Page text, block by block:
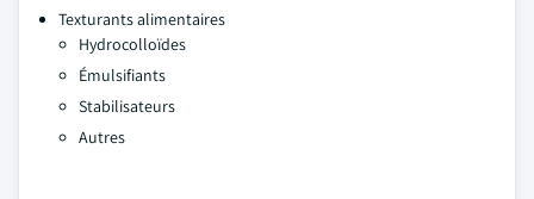
Texturants alimentaires
Hydrocolloïdes
Émulsifiants
Stabilisateurs
Autres